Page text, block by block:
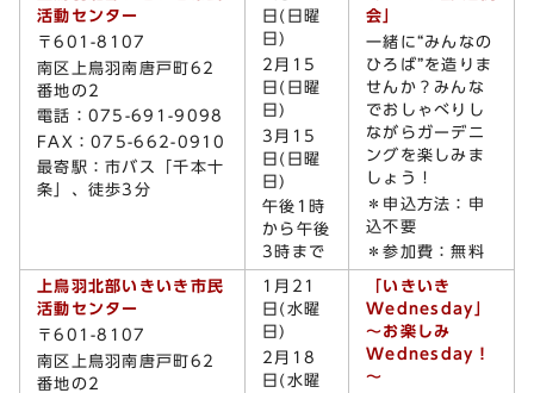
活動センター
〒601-8107
南区上鳥羽南唐戸町62
番地の2
電話：075-691-9098
FAX：075-662-0910
最寄駅：市バス「千本十
条」、徒歩3分
日(日曜
日)
2月15
日(日曜
日)
3月15
日(日曜
日)
午後1時
から午後
3時まで
会」
一緒に“みんなの
ひろば”を造りま
せんか？みんな
でおしゃべりし
ながらガーデニ
ングを楽しみま
しょう！
＊申込方法：申
込不要
＊参加費：無料
上鳥羽北部いきいき市民
活動センター
〒601-8107
南区上鳥羽南唐戸町62
番地の2
1月21
日(水曜
日)
2月18
日(水曜
「いきいき
Wednesday」
～お楽しみ
Wednesday！
～